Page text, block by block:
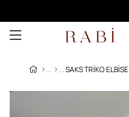
SAKS TRIKO ELBISE